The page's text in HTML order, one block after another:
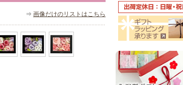
⇒ 画像だけのリストはこちら